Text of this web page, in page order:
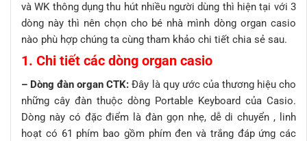
và WK thông dụng thu hút nhiều người dùng thì hiện tại với 3
dòng này thì nên chọn cho bé nhà mình dòng organ casio
nào phù hợp chúng ta cùng tham khảo chi tiết chia sẻ sau.
1. Chi tiết các dòng organ casio
– Dòng đàn organ CTK: Đây là quy ước của thương hiệu cho
những cây đàn thuộc dòng Portable Keyboard của Casio.
Dòng này có đặc điểm là đàn gọn nhẹ, dễ di chuyển , linh
hoạt có 61 phím bao gồm phím đen và trắng đáp ứng các